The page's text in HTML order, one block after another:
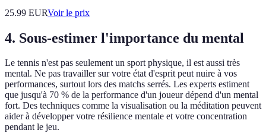
25.99 EURVoir le prix
4. Sous-estimer l'importance du mental
Le tennis n'est pas seulement un sport physique, il est aussi très
mental. Ne pas travailler sur votre état d'esprit peut nuire à vos
performances, surtout lors des matchs serrés. Les experts estiment
que jusqu'à 70 % de la performance d'un joueur dépend d'un mental
fort. Des techniques comme la visualisation ou la méditation peuvent
aider à développer votre résilience mentale et votre concentration
pendant le jeu.